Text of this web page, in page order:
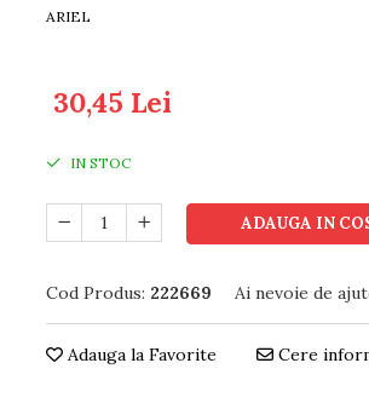
ARIEL
30,45 Lei
IN STOC
ADAUGA IN
Cod Produs: 222669 Ai nevoie de
Adauga la Favorite Cere